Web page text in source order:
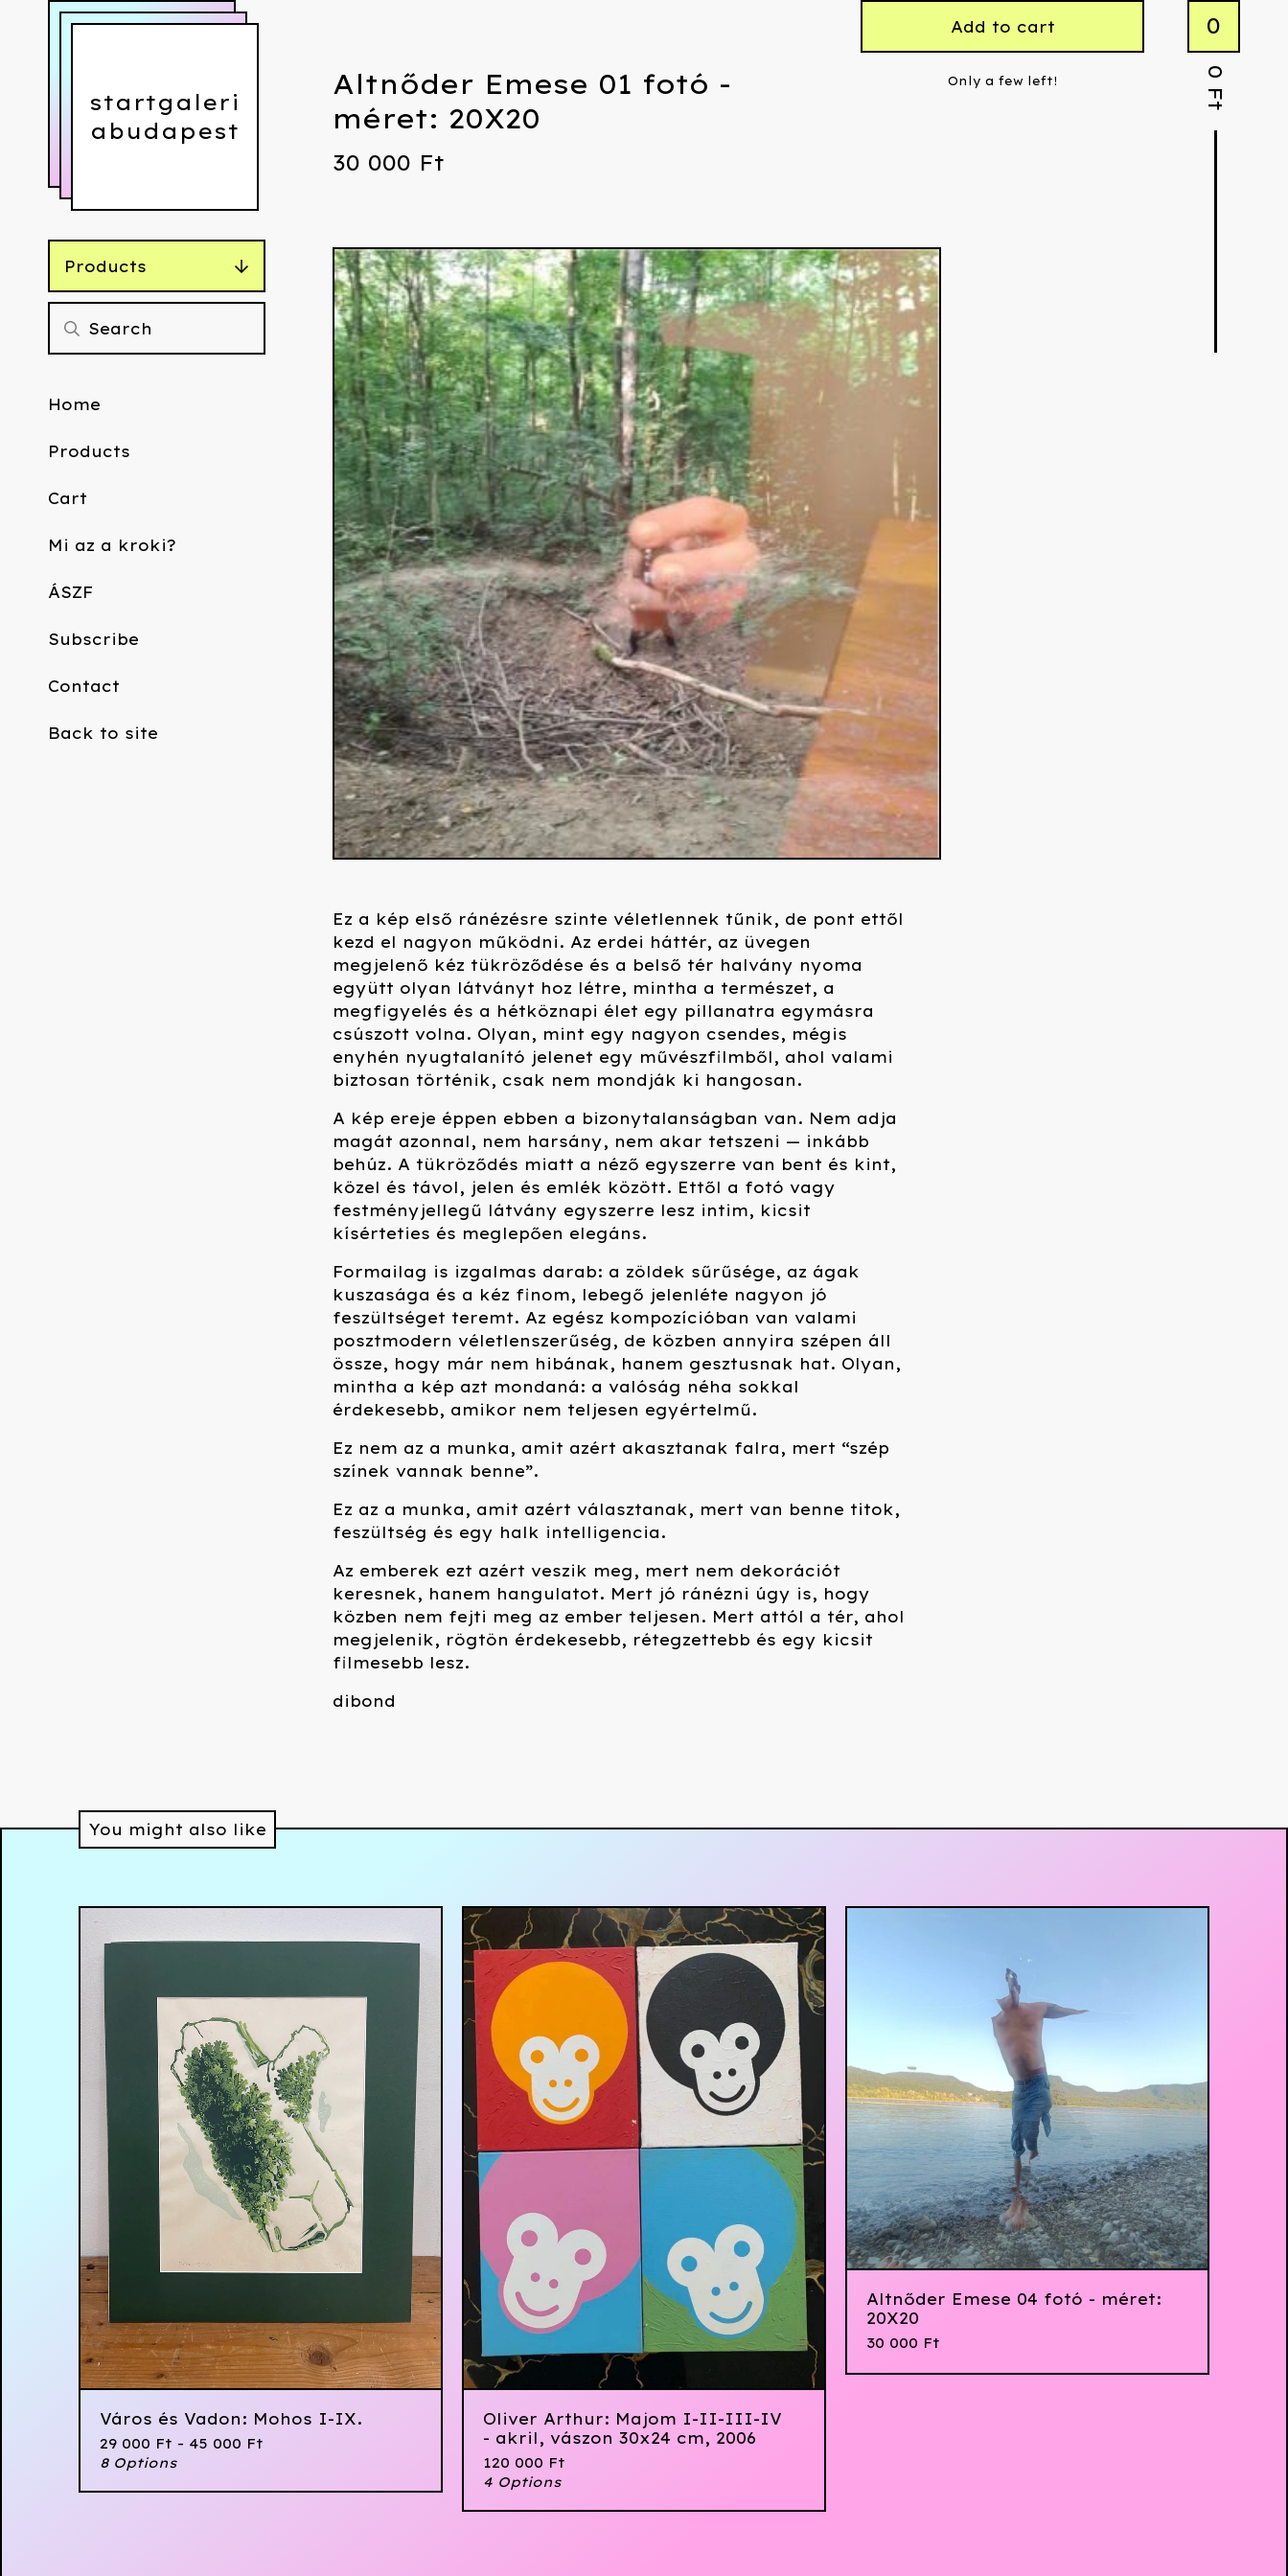
startgaleri
abudapest
0
0
Ft
Products
Home
Products
Cart
Mi az a kroki?
ÁSZF
Subscribe
Contact
Back to site
Altnőder Emese 01 fotó -
méret: 20X20
30 000 Ft
Add to cart
Only a few left!
Ez a kép első ránézésre szinte véletlennek tűnik, de pont ettől
kezd el nagyon működni. Az erdei háttér, az üvegen
megjelenő kéz tükröződése és a belső tér halvány nyoma
együtt olyan látványt hoz létre, mintha a természet, a
megfigyelés és a hétköznapi élet egy pillanatra egymásra
csúszott volna. Olyan, mint egy nagyon csendes, mégis
enyhén nyugtalanító jelenet egy művészfilmből, ahol valami
biztosan történik, csak nem mondják ki hangosan.
A kép ereje éppen ebben a bizonytalanságban van. Nem adja
magát azonnal, nem harsány, nem akar tetszeni — inkább
behúz. A tükröződés miatt a néző egyszerre van bent és kint,
közel és távol, jelen és emlék között. Ettől a fotó vagy
festményjellegű látvány egyszerre lesz intim, kicsit
kísérteties és meglepően elegáns.
Formailag is izgalmas darab: a zöldek sűrűsége, az ágak
kuszasága és a kéz finom, lebegő jelenléte nagyon jó
feszültséget teremt. Az egész kompozícióban van valami
posztmodern véletlenszerűség, de közben annyira szépen áll
össze, hogy már nem hibának, hanem gesztusnak hat. Olyan,
mintha a kép azt mondaná: a valóság néha sokkal
érdekesebb, amikor nem teljesen egyértelmű.
Ez nem az a munka, amit azért akasztanak falra, mert “szép
színek vannak benne”.
Ez az a munka, amit azért választanak, mert van benne titok,
feszültség és egy halk intelligencia.
Az emberek ezt azért veszik meg, mert nem dekorációt
keresnek, hanem hangulatot. Mert jó ránézni úgy is, hogy
közben nem fejti meg az ember teljesen. Mert attól a tér, ahol
megjelenik, rögtön érdekesebb, rétegzettebb és egy kicsit
filmesebb lesz.
dibond
You might also like
Város és Vadon: Mohos I-IX.
29 000 Ft - 45 000 Ft
8 Options
Oliver Arthur: Majom I-II-III-IV
- akril, vászon 30x24 cm, 2006
120 000 Ft
4 Options
Altnőder Emese 04 fotó - méret:
20X20
30 000 Ft